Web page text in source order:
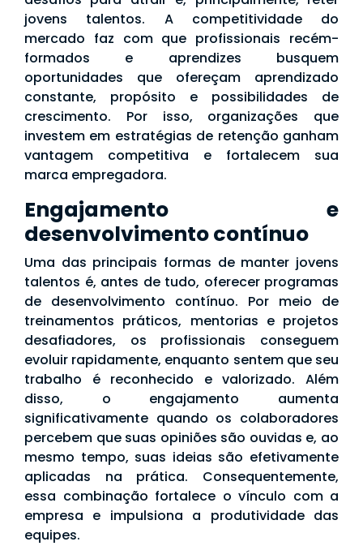
jovens talentos. A competitividade do
mercado faz com que profissionais recém-
formados e aprendizes busquem
oportunidades que ofereçam aprendizado
constante, propósito e possibilidades de
crescimento. Por isso, organizações que
investem em estratégias de retenção ganham
vantagem competitiva e fortalecem sua
marca empregadora.
Engajamento e
desenvolvimento contínuo
Uma das principais formas de manter jovens
talentos é, antes de tudo, oferecer programas
de desenvolvimento contínuo. Por meio de
treinamentos práticos, mentorias e projetos
desafiadores, os profissionais conseguem
evoluir rapidamente, enquanto sentem que seu
trabalho é reconhecido e valorizado. Além
disso, o engajamento aumenta
significativamente quando os colaboradores
percebem que suas opiniões são ouvidas e, ao
mesmo tempo, suas ideias são efetivamente
aplicadas na prática. Consequentemente,
essa combinação fortalece o vínculo com a
empresa e impulsiona a produtividade das
equipes.